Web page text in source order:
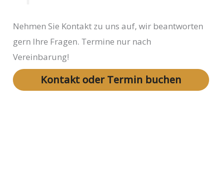
Nehmen Sie Kontakt zu uns auf, wir beantworten
gern Ihre Fragen. Termine nur nach
Vereinbarung!
Kontakt oder Termin buchen